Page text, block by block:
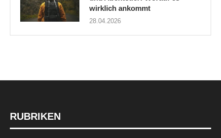
wirklich ankommt
28.04.2026
RUBRIKEN